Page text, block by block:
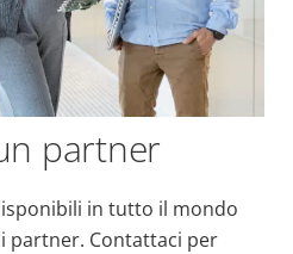
partner
in tutto il mondo
partner. Contattaci per